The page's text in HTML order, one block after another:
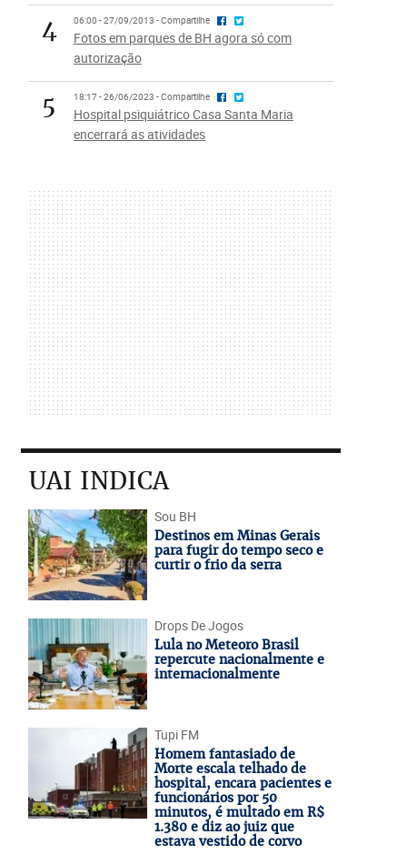
4 06:00 - 27/09/2013 - Compartilhe
Fotos em parques de BH agora só com
autorização
5 18:17 - 26/06/2023 - Compartilhe
Hospital psiquiátrico Casa Santa Maria
encerrará as atividades
UAI INDICA
Sou BH
Destinos em Minas Gerais
para fugir do tempo seco e
curtir o frio da serra
Drops De Jogos
Lula no Meteoro Brasil
repercute nacionalmente e
internacionalmente
Tupi FM
Homem fantasiado de
Morte escala telhado de
hospital, encara pacientes e
funcionários por 50
minutos, é multado em R$
1.380 e diz ao juiz que
estava vestido de corvo